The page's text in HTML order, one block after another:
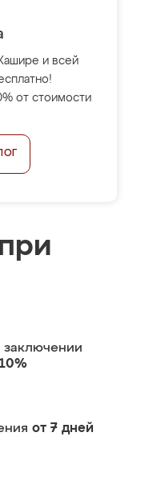
и всей
от стоимости
заключении
от 7 дней